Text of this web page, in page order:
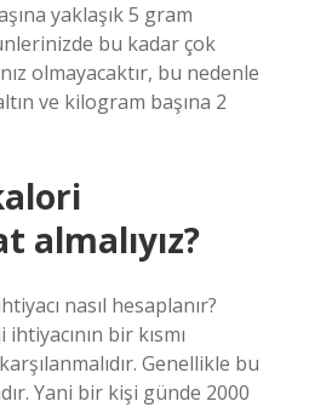
yaklaşık 5 gram
bu kadar çok
olmayacaktır, bu nedenle
ve kilogram başına 2
almalıyız?
nasıl hesaplanır?
bir kısmı
Genellikle bu
Yani bir kişi günde 2000